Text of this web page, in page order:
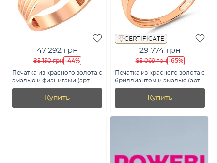
47 292 грн
85 150 грн -44%
Печатка из красного золота с
эмалью и фианитами (арт.
170041е)
Купить
CERTIFICATE
29 774 грн
85 069 грн -65%
Печатка из красного золота с
бриллиантом и эмалью (арт.
К170079010ч)
Купить